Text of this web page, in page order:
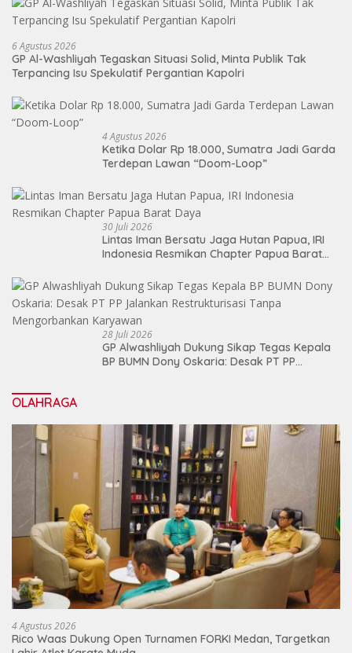
6 Agustus 2026
GP Al-Washliyah Tegaskan Situasi Solid, Minta Publik Tak
Terpancing Isu Spekulatif Pergantian Kapolri
4 Agustus 2026
Ketika Dolar Rp 18.000, Sumatra Jadi Garda
Terdepan Lawan “Doom-Loop”
30 Juli 2026
Lintas Iman Bersatu Jaga Hutan Papua, IRI
Indonesia Resmikan Chapter Papua Barat
28 Juli 2026
GP Alwashliyah Dukung Sikap Tegas Kepala
BP BUMN Dony Oskaria: Desak PT PP
OLAHRAGA
4 Agustus 2026
Rico Waas Dukung Open Turnamen FORKI Medan, Targetkan